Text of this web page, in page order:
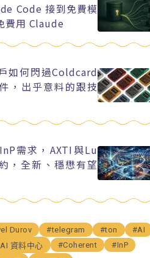
Code 接到免費模
費用 Claude
如何閃過Coldcard
，出乎意料的跟技
需求，AXTI與Lu
，全新、穩懋有望
Durov #telegram #ton
#AI
資料中心 #Coherent
#InP